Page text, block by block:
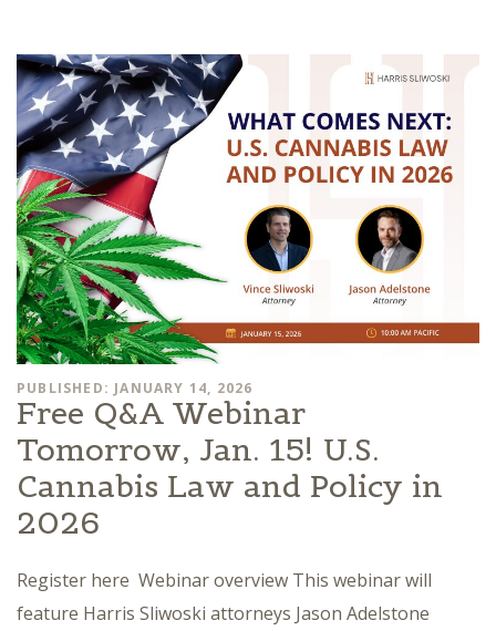
PUBLISHED: JANUARY 14, 2026
Free Q&A Webinar
Tomorrow, Jan. 15! U.S.
Cannabis Law and Policy in
2026
Register here Webinar overview This webinar will
feature Harris Sliwoski attorneys Jason Adelstone